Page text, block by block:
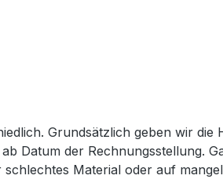
Grundsätzlich geben wir
Datum der Rechnungsstellung.
Material oder auf